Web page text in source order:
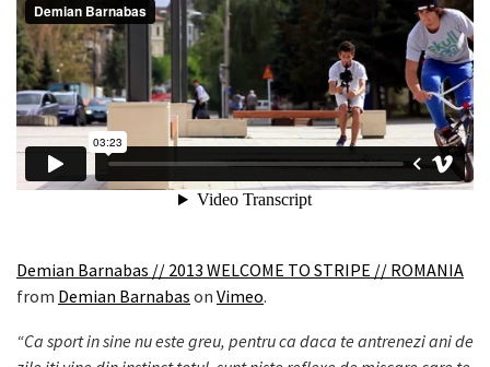
Demian Barnabas // 2013 WELCOME TO STRIPE // ROMANIA
from Demian Barnabas on Vimeo.
“Ca sport in sine nu este greu, pentru ca daca te antrenezi ani de